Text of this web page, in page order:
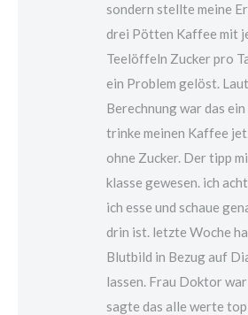
sondern stellte meine
drei Pötten Kaffee mit
Teelöffeln Zucker pro
ein Problem gelöst.
Berechnung war das
trinke meinen Kaffee
ohne Zucker. Der tipp
klasse gewesen. ich
ich esse und schaue
drin ist. letzte Woche
Blutbild in Bezug auf
lassen. Frau Doktor
sagte das alle werte